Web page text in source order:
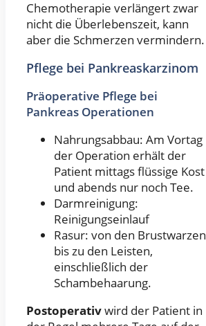
Chemotherapie verlängert zwar
nicht die Überlebenszeit, kann
aber die Schmerzen vermindern.
Pflege bei Pankreaskarzinom
Präoperative Pflege bei
Pankreas Operationen
Nahrungsabbau: Am Vortag
der Operation erhält der
Patient mittags flüssige Kost
und abends nur noch Tee.
Darmreinigung:
Reinigungseinlauf
Rasur: von den Brustwarzen
bis zu den Leisten,
einschließlich der
Schambehaarung.
Postoperativwird der Patient in